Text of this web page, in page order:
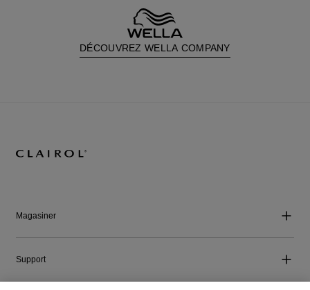
DÉCOUVREZ WELLA COMPANY
Magasiner
Support